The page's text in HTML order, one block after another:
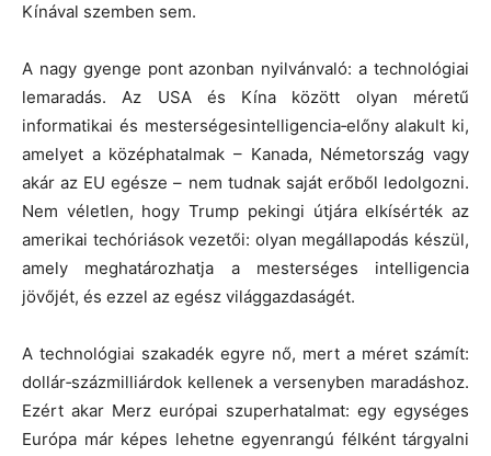
Kínával szemben sem.
A nagy gyenge pont azonban nyilvánvaló: a technológiai
lemaradás. Az USA és Kína között olyan méretű
informatikai és mesterségesintelligencia‑előny alakult ki,
amelyet a középhatalmak – Kanada, Németország vagy
akár az EU egésze – nem tudnak saját erőből ledolgozni.
Nem véletlen, hogy Trump pekingi útjára elkísérték az
amerikai techóriások vezetői: olyan megállapodás készül,
amely meghatározhatja a mesterséges intelligencia
jövőjét, és ezzel az egész világgazdaságét.
A technológiai szakadék egyre nő, mert a méret számít:
dollár‑százmilliárdok kellenek a versenyben maradáshoz.
Ezért akar Merz európai szuperhatalmat: egy egységes
Európa már képes lehetne egyenrangú félként tárgyalni